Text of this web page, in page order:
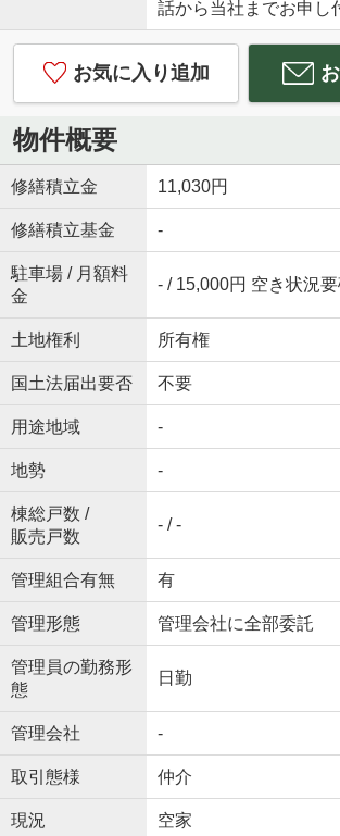
話から当社までお申し
お気に入り追加
物件概要
修繕積立金 11,030円
修繕積立基金 -
駐車場 / 月額料
金
- / 15,000円 空き状況
土地権利 所有権
国土法届出要否 不要
用途地域 -
地勢 -
棟総戸数 /
販売戸数
- / -
管理組合有無 有
管理形態 管理会社に全部委託
管理員の勤務形
態
日勤
管理会社 -
取引態様 仲介
現況 空家